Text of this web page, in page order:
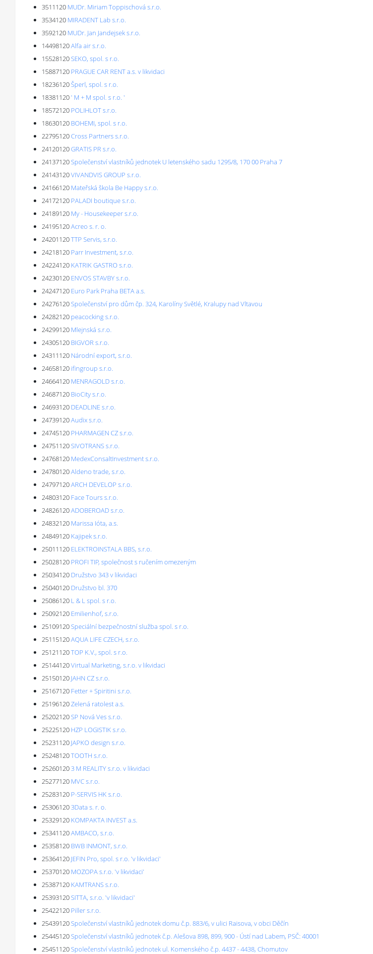
3511120 MUDr. Miriam Toppischová s.r.o.
3534120 MIRADENT Lab s.r.o.
3592120 MUDr. Jan Jandejsek s.r.o.
14498120Alfa air s.r.o.
15528120SEKO, spol. s r.o.
15887120 PRAGUE CAR RENT a.s. v likvidaci
18236120Šperl, spol. s r.o.
18381120' M + M spol. s r.o. '
18572120 POLIHLOT s.r.o.
18630120 BOHEMI, spol. s r.o.
22795120Cross Partners s.r.o.
24120120GRATIS PR s.r.o.
24137120Společenství vlastníků jednotek U letenského sadu 1295/8, 170 00 Praha 7
24143120VIVANDVIS GROUP s.r.o.
24166120 Mateřská škola Be Happy s.r.o.
24172120 PALADI boutique s.r.o.
24189120 My - Housekeeper s.r.o.
24195120Acreo s. r. o.
24201120TTP Servis, s.r.o.
24218120 Parr Investment, s.r.o.
24224120 KATRIK GASTRO s.r.o.
24230120 ENVOS STAVBY s.r.o.
24247120 Euro Park Praha BETA a.s.
24276120Společenství pro dům čp. 324, Karolíny Světlé, Kralupy nad Vltavou
24282120 peacocking s.r.o.
24299120 Mlejnská s.r.o.
24305120 BIGVOR s.r.o.
24311120 Národní export, s.r.o.
24658120 ifingroup s.r.o.
24664120 MENRAGOLD s.r.o.
24687120 BioCity s.r.o.
24693120 DEADLINE s.r.o.
24739120Audix s.r.o.
24745120 PHARMAGEN CZ s.r.o.
24751120SIVOTRANS s.r.o.
24768120 MedexConsaltInvestment s.r.o.
24780120Aldeno trade, s.r.o.
24797120ARCH DEVELOP s.r.o.
24803120 Face Tours s.r.o.
24826120ADOBEROAD s.r.o.
24832120 Marissa Ióta, a.s.
24849120 Kajipek s.r.o.
25011120 ELEKTROINSTALA BBS, s.r.o.
25028120 PROFI TIP, společnost s ručením omezeným
25034120 Družstvo 343 v likvidaci
25040120 Družstvo bl. 370
25086120 L & L spol. s r.o.
25092120 Emilienhof, s.r.o.
25109120Speciální bezpečnostní služba spol. s r.o.
25115120AQUA LIFE CZECH, s.r.o.
25121120TOP K.V., spol. s r.o.
25144120Virtual Marketing, s.r.o. v likvidaci
25150120 JAHN CZ s.r.o.
25167120 Fetter + Spiritini s.r.o.
25196120Zelená ratolest a.s.
25202120SP Nová Ves s.r.o.
25225120 HZP LOGISTIK s.r.o.
25231120 JAPKO design s.r.o.
25248120TOOTH s.r.o.
252601203 M REALITY s.r.o. v likvidaci
25277120 MVC s.r.o.
25283120 P-SERVIS HK s.r.o.
253061203Data s. r. o.
25329120 KOMPAKTA INVEST a.s.
25341120AMBACO, s.r.o.
25358120 BWB INMONT, s.r.o.
25364120 JEFIN Pro, spol. s r.o. 'v likvidaci'
25370120 MOZOPA s.r.o. 'v likvidaci'
25387120 KAMTRANS s.r.o.
25393120SITTA, s.r.o. 'v likvidaci'
25422120 Piller s.r.o.
25439120Společenství vlastníků jednotek domu č.p. 883/6, v ulici Raisova, v obci Děčín
25445120Společenství vlastníků jednotek č.p. Alešova 898, 899, 900 - Ústí nad Labem, PSČ: 40001
25451120Společenství vlastníků jednotek ul. Komenského č.p. 4437 - 4438, Chomutov